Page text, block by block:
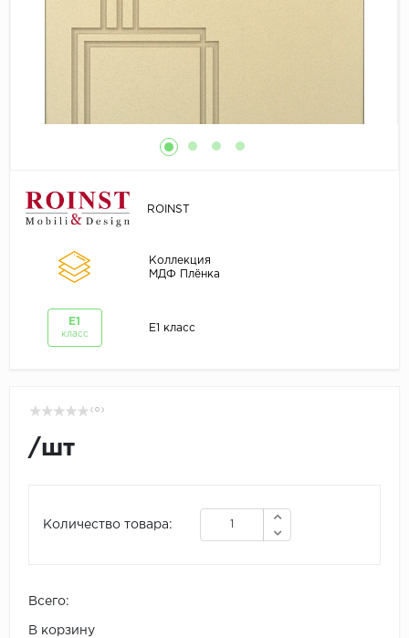
ROINST
Коллекция
МДФ Плёнка
E1
класс
E1 класс
( 0 )
/шт
Количество товара:
Всего:
В корзину